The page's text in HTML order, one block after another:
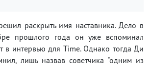
раскрыть имя наставника. Дело в
прошлого года он уже вспоминал
в интервью для Time. Однако тогда Ди
лишь назвав советчика "одним из